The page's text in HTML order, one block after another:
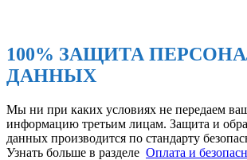
100% ЗАЩИТА
ДАННЫХ
Мы ни при каких условиях не передаем
информацию третьим лицам. Защита и
данных производится по стандарту
Узнать больше в разделе Оплата и